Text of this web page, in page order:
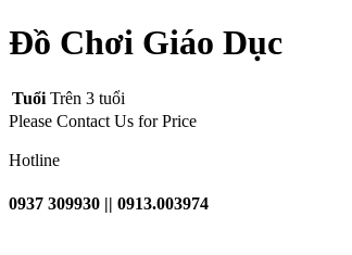
Đồ Chơi Giáo Dục
Tuổi Trên 3 tuổi
Please Contact Us for Price
Hotline
0937 309930 || 0913.003974